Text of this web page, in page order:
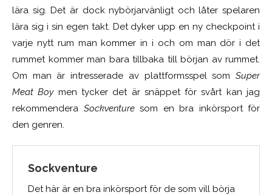
lära sig. Det är dock nybörjarvänligt och låter spelaren
lära sig i sin egen takt. Det dyker upp en ny checkpoint i
varje nytt rum man kommer in i och om man dör i det
rummet kommer man bara tillbaka till början av rummet.
Om man är intresserade av plattformsspel som Super
Meat Boymen tycker det är snäppet för svårt kan jag
rekommendera Sockventuresom en bra inkörsport för
den genren.
Sockventure
Det här är en bra inkörsport för de som vill börja